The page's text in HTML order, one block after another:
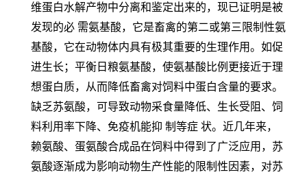
维蛋白水解产物中分离和鉴定出来的，现已证明是被
发现的必 需氨基酸，它是畜禽的第二或第三限制性氨
基酸，它在动物体内具有极其重要的生理作用。如促
进生长；平衡日粮氨基酸，使氨基酸比例更接近于理
想蛋白质，从而降低畜禽对饲料中蛋白含量的要求。
缺乏苏氨酸，可导致动物采食量降低、生长受阻、饲
料利用率下降、免疫机能抑 制等症 状。近几年来，
赖氨酸、蛋氨酸合成品在饲料中得到了广泛应用，苏
氨酸逐渐成为影响动物生产性能的限制性因素，对苏